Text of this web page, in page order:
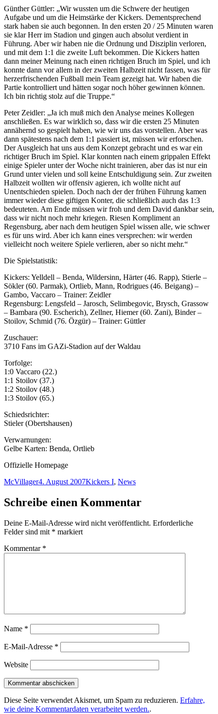
Günther Güttler: „Wir wussten um die Schwere der heutigen
Aufgabe und um die Heimstärke der Kickers. Dementsprechend
stark haben sie auch begonnen. In den ersten 20 / 25 Minuten waren
sie klar Herr im Stadion und gingen auch absolut verdient in
Führung. Aber wir haben nie die Ordnung und Disziplin verloren,
und mit dem 1:1 die zweite Luft bekommen. Die Kickers hatten
dann meiner Meinung nach einen richtigen Bruch im Spiel, und ich
konnte dann vor allem in der zweiten Halbzeit nicht fassen, was für
herzerfrischenden Fußball mein Team gezeigt hat. Wir haben die
Partie kontrolliert und hätten sogar noch höher gewinnen können.
Ich bin richtig stolz auf die Truppe.“
Peter Zeidler: „Ja ich muß mich den Analyse meines Kollegen
anschließen. Es war wirklich so, dass wir die ersten 25 Minuten
annähernd so gespielt haben, wie wir uns das vorstellen. Aber was
dann spätestens nach dem 1:1 passiert ist, müssen wir erforschen.
Der Ausgleich hat uns aus dem Konzept gebracht und es war ein
richtiger Bruch im Spiel. Klar konnten nach einem grippalen Effekt
einige Spieler unter der Woche nicht trainieren, aber das ist nur ein
Grund unter vielen und soll keine Entschuldigung sein. Zur zweiten
Halbzeit wollten wir offensiv agieren, ich wollte nicht auf
Unentschieden spielen. Doch nach der der frühen Führung kamen
immer wieder diese giftigen Konter, die schließlich auch das 1:3
bedeuteten. Am Ende müssen wir froh und dem David dankbar sein,
dass wir nicht noch mehr kriegen. Riesen Kompliment an
Regensburg, aber nach dem heutigen Spiel wissen alle, wie schwer
es für uns wird. Aber ich kann eines versprechen: wir werden
vielleicht noch weitere Spiele verlieren, aber so nicht mehr.“
Die Spielstatistik:
Kickers: Yelldell – Benda, Wildersinn, Härter (46. Rapp), Stierle –
Sökler (60. Parmak), Ortlieb, Mann, Rodrigues (46. Beigang) –
Gambo, Vaccaro – Trainer: Zeidler
Regensburg: Lengsfeld – Jarosch, Selimbegovic, Brysch, Grassow
– Bambara (90. Escherich), Zellner, Hiemer (60. Zani), Binder –
Stoilov, Schmid (76. Özgür) – Trainer: Güttler
Zuschauer:
3710 Fans im GAZi-Stadion auf der Waldau
Torfolge:
1:0 Vaccaro (22.)
1:1 Stoilov (37.)
1:2 Stoilov (48.)
1:3 Stoilov (65.)
Schiedsrichter:
Stieler (Obertshausen)
Verwarnungen:
Gelbe Karten: Benda, Ortlieb
Offizielle Homepage
Autor
McVillagerVeröffentlicht
4. August 2007Kategorien
Kickers I, News
Schreibe einen Kommentar
Deine E-Mail-Adresse wird nicht veröffentlicht. Erforderliche
Felder sind mit * markiert
Kommentar *
Name *
E-Mail-Adresse *
Website
Diese Seite verwendet Akismet, um Spam zu reduzieren. Erfahre,
wie deine Kommentardaten verarbeitet werden..